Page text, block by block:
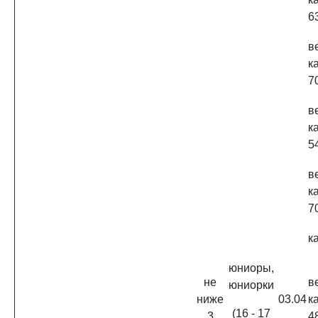
не
ниже
юниоры,
юниорки
(16 - 17
03.04